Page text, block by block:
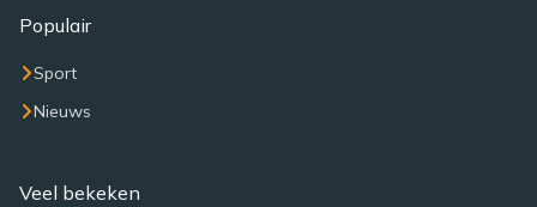
Populair
Sport
Nieuws
Veel bekeken